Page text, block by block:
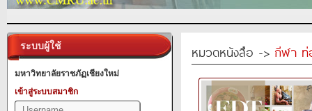
ระบบผู้ใช้
มหาวิทยาลัยราชภัฏเชียงใหม่
เข้าสู่ระบบสมาชิก
หมวดหนังสือ -> กีฬา ท่